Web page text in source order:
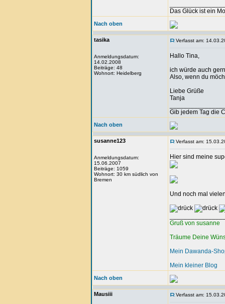
Das Glück ist ein
Nach oben
tasika
Anmeldungsdatum:
14.02.2008
Beiträge: 48
Wohnort: Heidelberg
Verfasst am:
Hallo Tina,
ich würde auch
Also, wenn du
Liebe Grüße
Tanja
Gib jedem Tag die
Nach oben
susanne123
Anmeldungsdatum:
15.06.2007
Beiträge: 1059
Wohnort: 30 km südlich von
Bremen
Verfasst am:
Hier sind meine
Und noch mal
Gruß von susanne
Träume Deine
Mein Dawanda-
Mein kleiner Blog
Nach oben
Mausiii Verfasst am: